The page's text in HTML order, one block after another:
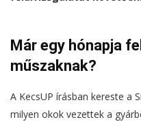
Már egy hónapja
műszaknak?
A KecsUP írásban kereste a
milyen okok vezettek a